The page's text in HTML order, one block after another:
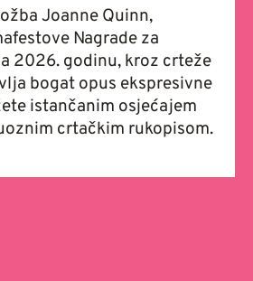
Joanne Quinn,
Nagrade za
2026. godinu, kroz crteže
bogat opus ekspresivne
istančanim osjećajem
crtačkim rukopisom.